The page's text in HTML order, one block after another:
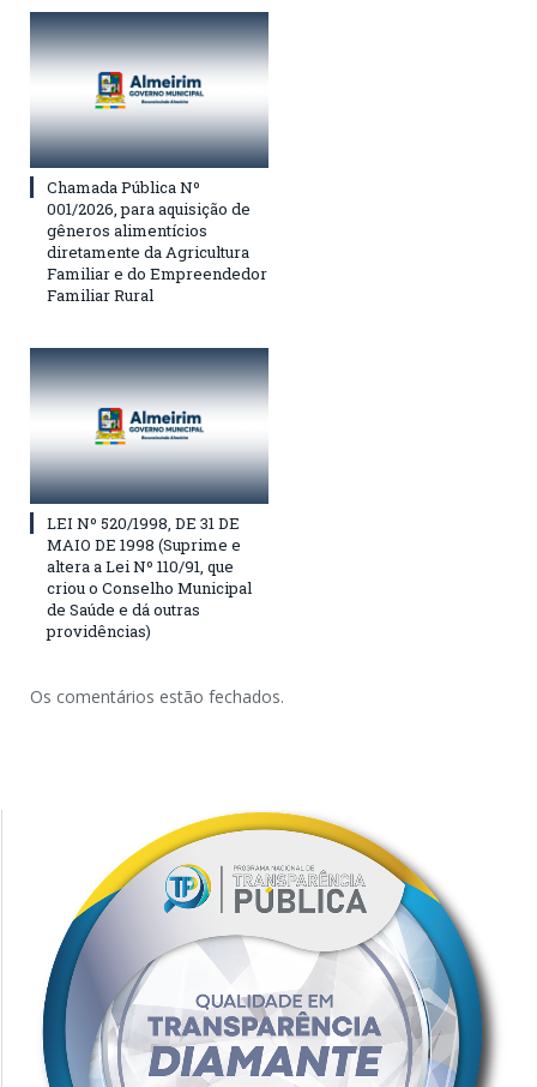
Chamada Pública Nº
001/2026, para aquisição de
gêneros alimentícios
diretamente da Agricultura
Familiar e do Empreendedor
Familiar Rural
LEI Nº 520/1998, DE 31 DE
MAIO DE 1998 (Suprime e
altera a Lei Nº 110/91, que
criou o Conselho Municipal
de Saúde e dá outras
providências)
Os comentários estão fechados.